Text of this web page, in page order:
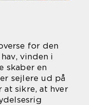
for den
vinden i
skaber en
sejlere ud på
at sikre, at hver